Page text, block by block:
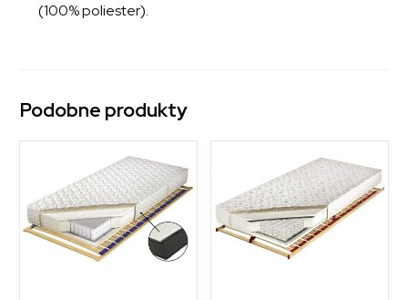
(100% poliester).
Podobne produkty